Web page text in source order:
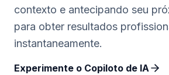
contexto e antecipando seu
para obter resultados
instantaneamente.
Experimente o Copiloto de IA